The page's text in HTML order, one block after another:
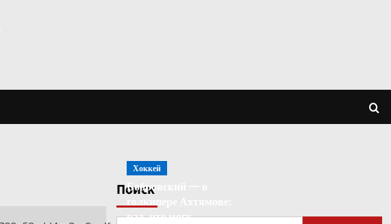
Поиск
Хоккей
Бобровский — о
рад, что могу